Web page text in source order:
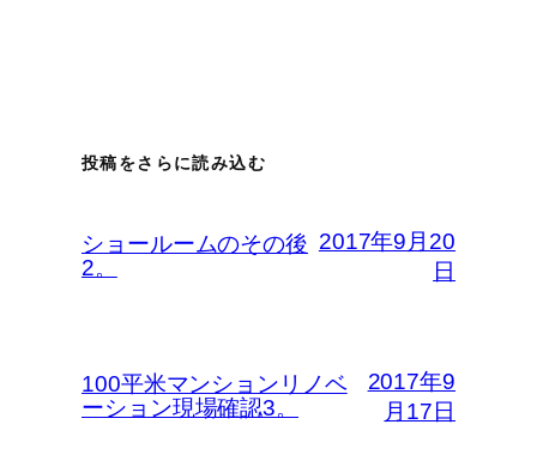
投稿をさらに読み込む
ショールームのその後
2。
2017年9月20
日
100平米マンションリノベ
ーション現場確認3。
2017年9
月17日